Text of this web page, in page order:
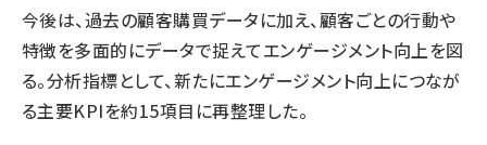
今後は、過去の顧客購買データに加え、顧客ごとの行動や
特徴を多面的にデータで捉えてエンゲージメント向上を図
る。分析指標として、新たにエンゲージメント向上につなが
る主要KPIを約15項目に再整理した。